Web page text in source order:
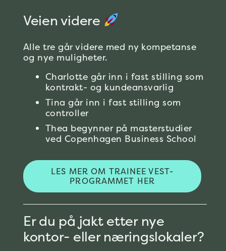
Veien videre
Alle tre går videre med ny kompetanse
og nye muligheter.
Charlotte går inn i fast stilling som
kontrakt- og kundeansvarlig
Tina går inn i fast stilling som
controller
Thea begynner på masterstudier
ved Copenhagen Business School
LES MER OM TRAINEE VEST-
PROGRAMMET HER
Er du på jakt etter nye
kontor- eller næringslokaler?